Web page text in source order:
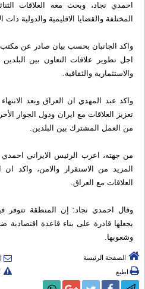
احمدي نجاد، وبحث معه العلاقات
المختلفة والقضايا الاقليمية والدولية
واكد الجانبان بحسب بيان صادر عن
اجل تطوير علاقات التعاون بين
والاستثمارية والثقافية.
واكد عبد المهدي ان العراق وبعد
تعزيز العلاقات مع ايران ودول الجوار
من العمل المشترك بين البلدين.
من جهته، اعرب الرئيس الايراني احمدي
المزيد من الاستقرار والامن، واكد
العلاقات مع العراق.
وقال احمدي نجاد: إن المنطقة تتوفر
يجعلها قادرة على بناء قاعدة اقتصادية
وشعوبها.
الصفحة الرئيسة
اطبع